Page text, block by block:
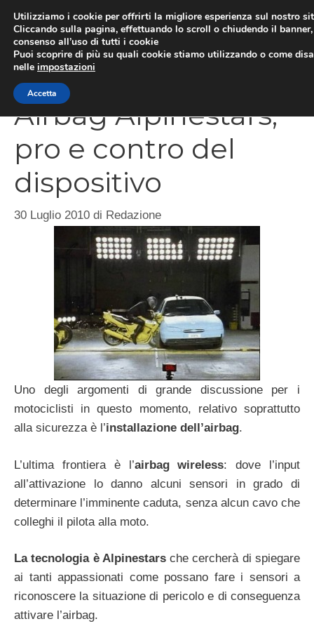
contenuto
Airbag Alpinestars,
pro e contro del
dispositivo
30 Luglio 2010 di Redazione
Uno degli argomenti di grande discussione per i
motociclisti in questo momento, relativo soprattutto
alla sicurezza è l’installazione dell’airbag.
L’ultima frontiera è l’airbag wireless: dove l’input
all’attivazione lo danno alcuni sensori in grado di
determinare l’imminente caduta, senza alcun cavo che
colleghi il pilota alla moto.
La tecnologia è Alpinestarsche cercherà di spiegare
ai tanti appassionati come possano fare i sensori a
riconoscere la situazione di pericolo e di conseguenza
attivare l’airbag.
Utilizziamo i cookie per offrirti la migliore esperienza sul nostro
Cliccando sulla pagina, effettuando lo scroll o chiudendo il
consenso all’uso di tutti i cookie
Puoi scoprire di più su quali cookie stiamo utilizzando o come
nelle impostazioni
Accetta